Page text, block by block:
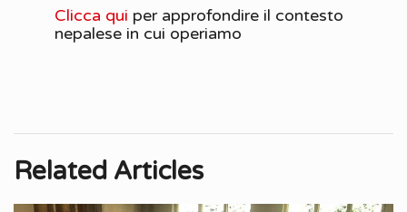
Clicca qui per approfondire il contesto
nepalese in cui operiamo
Related Articles